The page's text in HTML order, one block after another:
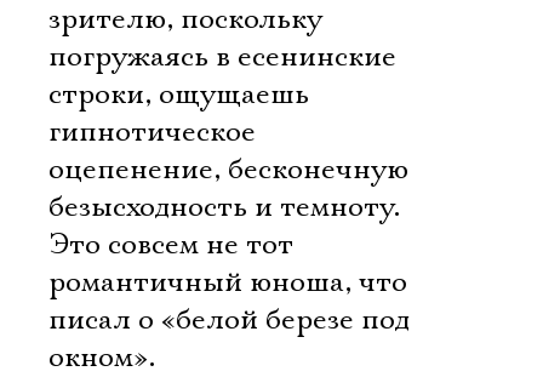
зрителю, поскольку
погружаясь в есенинские
строки, ощущаешь
гипнотическое
оцепенение, бесконечную
безысходность и темноту.
Это совсем не тот
романтичный юноша, что
писал о «белой березе под
окном».